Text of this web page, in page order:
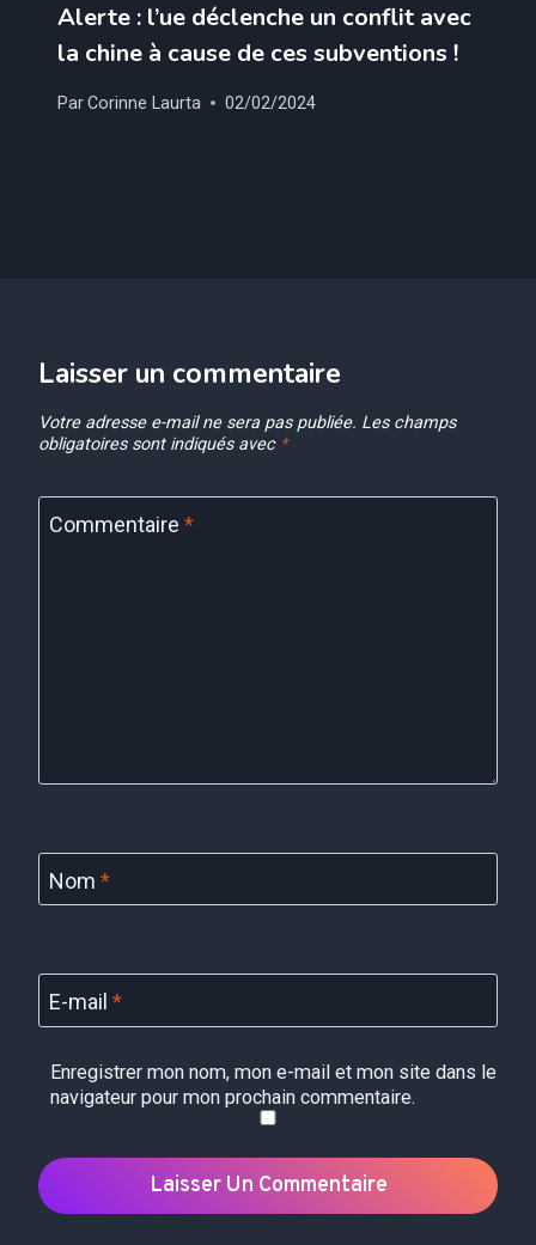
Alerte : l’ue déclenche un conflit avec
la chine à cause de ces subventions !
ParCorinne Laurta 02/02/2024
Laisser un commentaire
Votre adresse e-mail ne sera pas publiée. Les champs
obligatoires sont indiqués avec *
Commentaire *
Nom *
E-mail *
Enregistrer mon nom, mon e-mail et mon site dans le
navigateur pour mon prochain commentaire.